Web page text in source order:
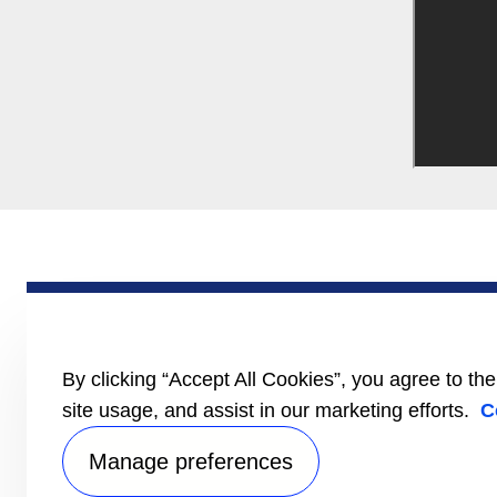
PRODUKTY
Samochód
Literatura
By clicking “Accept All Cookies”, you agree to
site usage, and assist in our marketing efforts.
Manage preferences